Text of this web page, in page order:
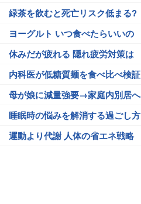
緑茶を飲むと死亡リスク低まる?
ヨーグルト いつ食べたらいいの
休みだが疲れる 隠れ疲労対策は
内科医が低糖質麺を食べ比べ検証
母が娘に減量強要→家庭内別居へ
睡眠時の悩みを解消する過ごし方
運動より代謝 人体の省エネ戦略